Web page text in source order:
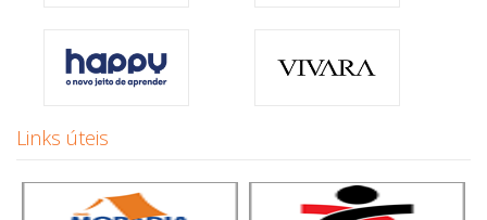
Links úteis